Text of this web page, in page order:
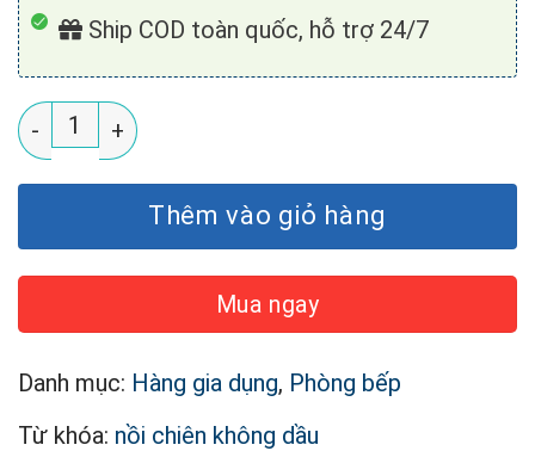
Ship COD toàn quốc, hỗ trợ 24/7
Nồi chiên không dầu KUchen KU6218 (15L) số lượng
Thêm vào giỏ hàng
Mua ngay
Danh mục: Hàng gia dụng, Phòng bếp
Từ khóa: nồi chiên không dầu